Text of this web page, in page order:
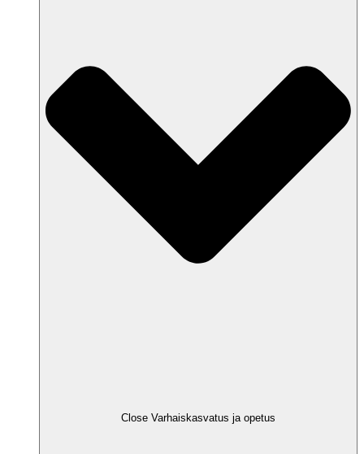
Close Varhaiskasvatus ja opetus